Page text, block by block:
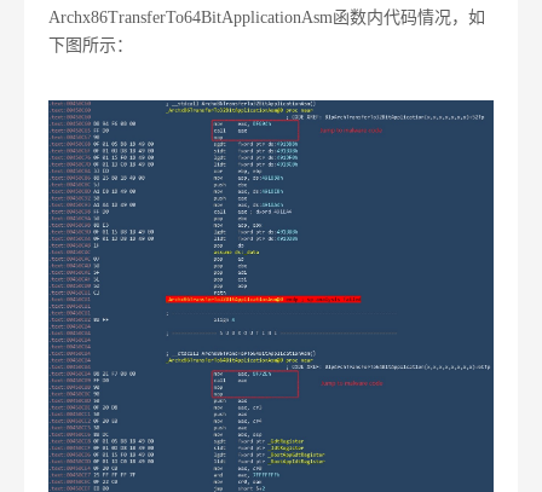
Archx86TransferTo64BitApplicationAsm函数内代码情况，如
下图所示：